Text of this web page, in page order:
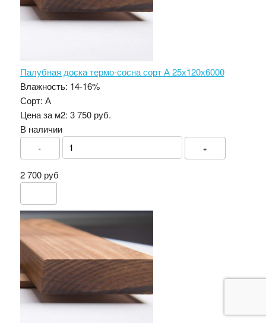
Палубная доска термо-сосна сорт А 25х120х6000
Влажность: 14-16%
Сорт: А
Цена за м2: 3 750 руб.
В наличии
- +
2 700 руб